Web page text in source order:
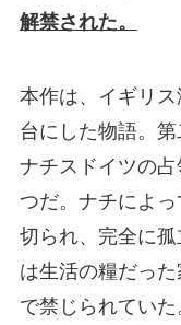
解禁された。
本作は、イギリ
台にした物語。
ナチスドイツの
つだ。ナチによ
切られ、完全に
は生活の糧だっ
で禁じられてい